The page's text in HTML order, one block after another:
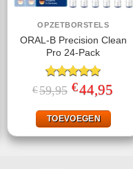
OPZETBORSTELS
ORAL-B Precision Clean
Pro 24-Pack
Gewaardeerd
5.00uit 5
€59,95
prijs
€59,95.
€44,95
TOEVOEGEN